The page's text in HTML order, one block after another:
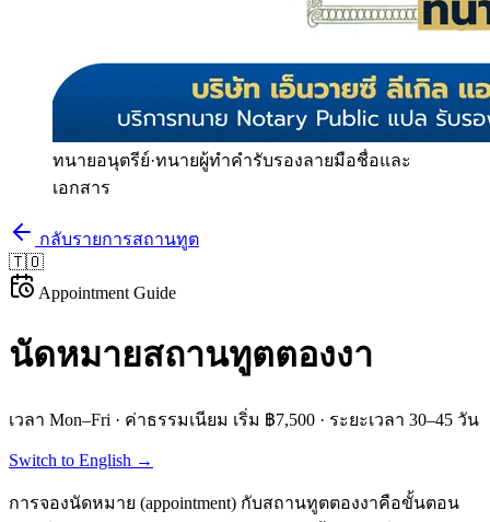
ทนายอนุตรีย์·ทนายผู้ทำคำรับรองลายมือชื่อและ
เอกสาร
กลับรายการสถานทูต
🇹🇴
Appointment Guide
นัดหมายสถานทูตตองงา
เวลา Mon–Fri · ค่าธรรมเนียม เริ่ม ฿7,500 · ระยะเวลา 30–45 วัน
Switch to English →
การจองนัดหมาย (appointment) กับสถานทูตตองงาคือขั้นตอน